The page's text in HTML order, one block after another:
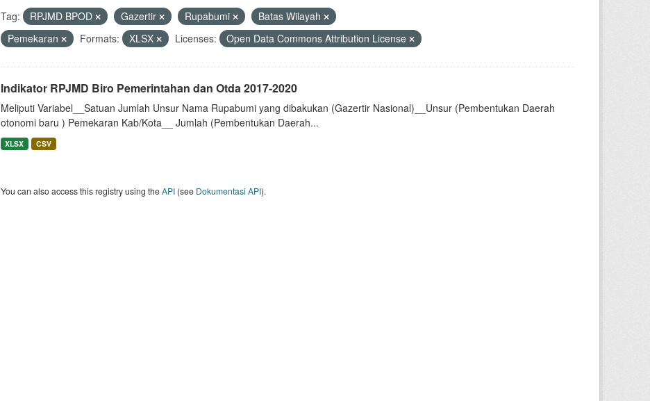
Tag: RPJMD BPOD Gazertir Rupabumi
Batas Wilayah
Pemekaran
Formats: XLSX Licenses: Open Data Commons Attribution License
Indikator RPJMD Biro Pemerintahan dan Otda 2017-2020
Meliputi Variabel__Satuan Jumlah Unsur Nama Rupabumi yang dibakukan (Gazertir Nasional)__Unsur (Pembentukan Daerah
otonomi baru ) Pemekaran Kab/Kota__ Jumlah (Pembentukan Daerah...
XLSX CSV
You can also access this registry using theAPI(see Dokumentasi API).